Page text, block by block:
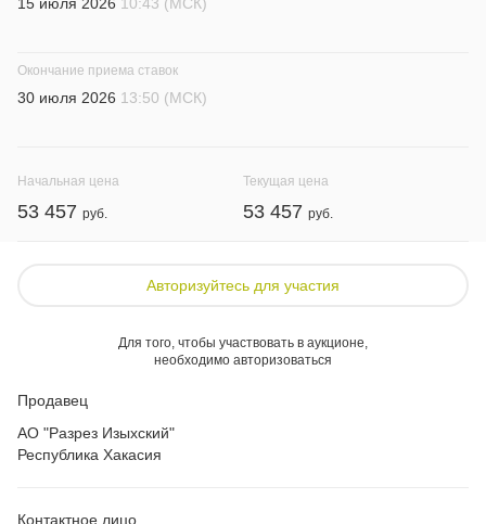
Окончание приема ставок
30 июля 2026 13:50 (МСК)
Начальная цена
53 457
Текущая цена
53 457
Авторизуйтесь для участия
Для того, чтобы участвовать в аукционе,
необходимо авторизоваться
Продавец
АО "Разрез Изыхский"
Республика Хакасия
Контактное лицо